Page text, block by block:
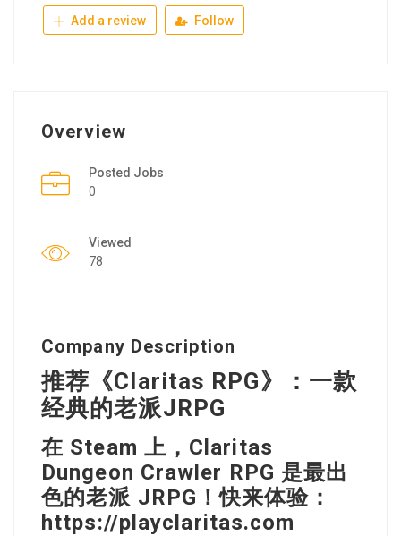
Add a review Follow
Overview
Posted Jobs
0
Viewed
78
Company Description
推荐《Claritas RPG》：一款
经典的老派JRPG
在 Steam 上，Claritas
Dungeon Crawler RPG 是最出
色的老派 JRPG！快来体验：
https://playclaritas.com